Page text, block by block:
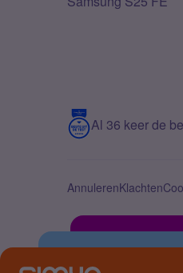
Al 36 keer de
AnnulerenKlachten